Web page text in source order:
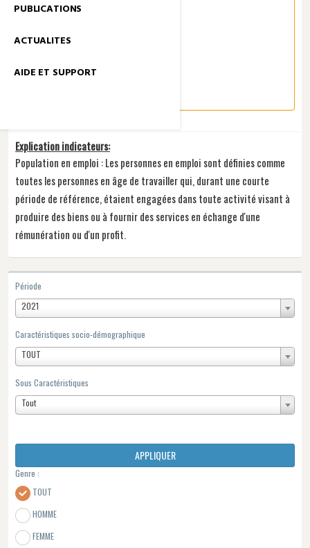
PUBLICATIONS
ACTUALITES
AIDE ET SUPPORT
Population au chômage
Explication indicateurs:
Population en emploi : Les personnes en emploi sont définies comme
toutes les personnes en âge de travailler qui, durant une courte
période de référence, étaient engagées dans toute activité visant à
produire des biens ou à fournir des services en échange d'une
rémunération ou d'un profit.
Période
2021
Caractéristiques socio-démographique
TOUT
Sous Caractéristiques
Tout
APPLIQUER
Genre :
TOUT
HOMME
FEMME